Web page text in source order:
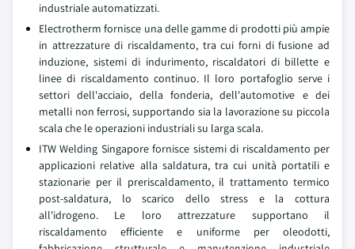
industriale automatizzati.
Electrotherm fornisce una delle gamme di prodotti più ampie
in attrezzature di riscaldamento, tra cui forni di fusione ad
induzione, sistemi di indurimento, riscaldatori di billette e
linee di riscaldamento continuo. Il loro portafoglio serve i
settori dell'acciaio, della fonderia, dell'automotive e dei
metalli non ferrosi, supportando sia la lavorazione su piccola
scala che le operazioni industriali su larga scala.
ITW Welding Singapore fornisce sistemi di riscaldamento per
applicazioni relative alla saldatura, tra cui unità portatili e
stazionarie per il preriscaldamento, il trattamento termico
post-saldatura, lo scarico dello stress e la cottura
all'idrogeno. Le loro attrezzature supportano il
riscaldamento efficiente e uniforme per oleodotti,